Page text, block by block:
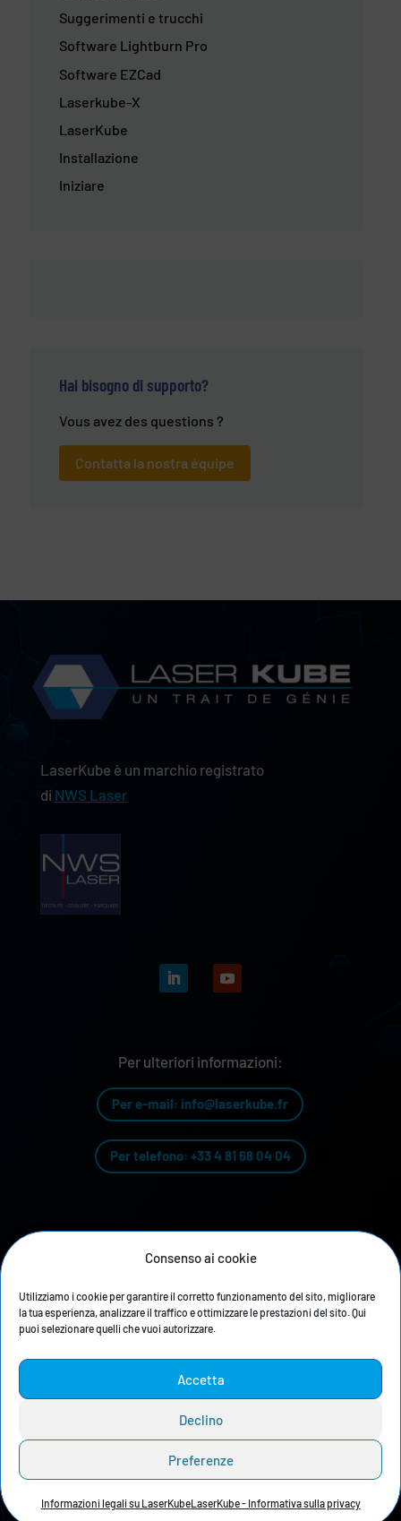
Consenso ai cookie
Utilizziamo i cookie per garantire il corretto funzionamento del sito, migliorare
la tua esperienza, analizzare il traffico e ottimizzare le prestazioni del sito. Qui
puoi selezionare quelli che vuoi autorizzare.
Accetta
Declino
Preferenze
Informazioni legali su LaserKubeLaserKube - Informativa sulla privacy
Suggerimenti e trucchi
Software Lightburn Pro
Software EZCad
Laserkube-X
LaserKube
Installazione
Iniziare
Hai bisogno di supporto?
Vous avez des questions ?
Contatta la nostra équipe
LaserKube è un marchio registrato
di NWS Laser
Per ulteriori informazioni:
Per e-mail: info@laserkube.fr
Per telefono: +33 4 81 68 04 04
La nostra storia
Informazioni legali
Sala stampa